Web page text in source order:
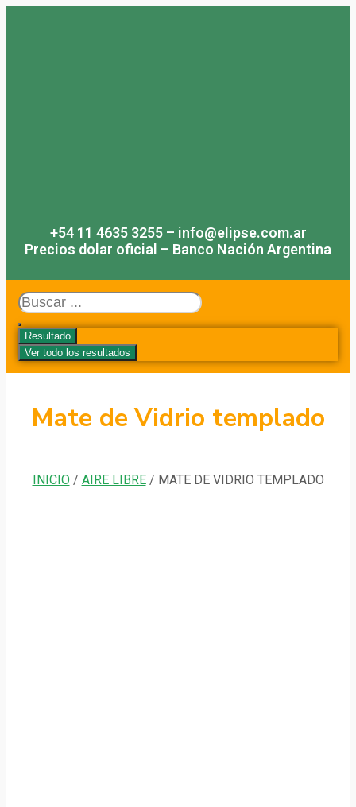
+54 11 4635 3255 – info@elipse.com.ar
Precios dolar oficial – Banco Nación Argentina
Search
...
Resultado
Ver todo los resultados
Mate de Vidrio templado
INICIO/ AIRE LIBRE/ MATE DE VIDRIO TEMPLADO